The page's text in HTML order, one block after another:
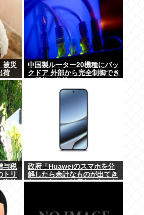
被災
荷
中国製ルーター20機種にバッ
クドア 外部から完全制御でき
与税
トリ
外
政府「Huaweiのスマホを分
解したら余計なものが出てき
た」これって結局なんだった